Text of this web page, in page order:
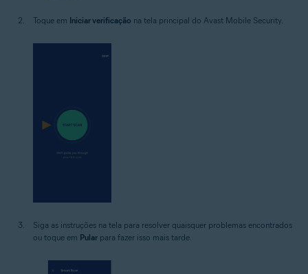
Toque em Iniciar verificação na tela principal do Avast Mobile Security.
Siga as instruções na tela para resolver quaisquer problemas encontrados
ou toque em Pular para fazer isso mais tarde.